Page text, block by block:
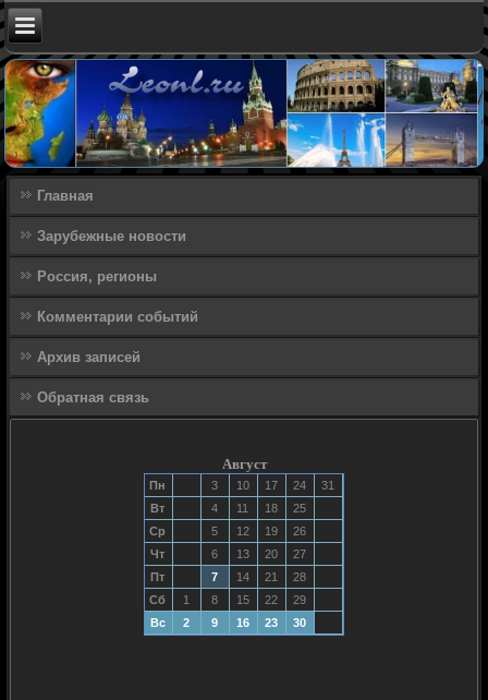
Главная
Зарубежные новости
Россия, регионы
Комментарии событий
Архив записей
Обратная связь
Август
Пн 3 10 17 24
31
Вт
4 11 18
25
Ср
5 12 19
26
Чт
6 13 20
27
Пт
7 14 21
28
Сб
1 8 15 22
29
Вс
2 9 16 23 30